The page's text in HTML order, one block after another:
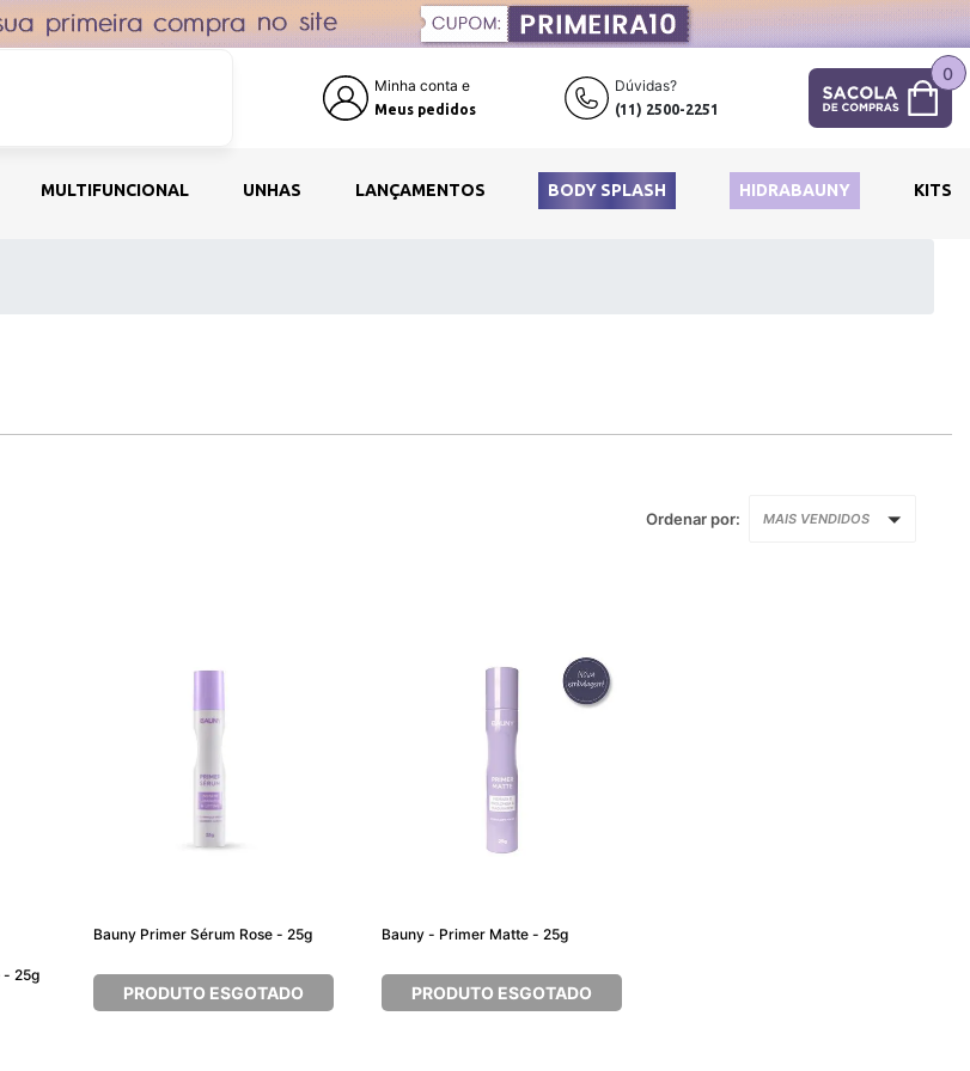
Minha conta e
Meus pedidos
Dúvidas?
(11) 2500-2251
0
MULTIFUNCIONAL UNHAS LANÇAMENTOS BODY SPLASH HIDRABAUNY KITS
Ordenar por:
MAIS VENDIDOS
- 25g
Bauny Primer Sérum Rose - 25g
PRODUTO ESGOTADO
Bauny - Primer Matte - 25g
PRODUTO ESGOTADO